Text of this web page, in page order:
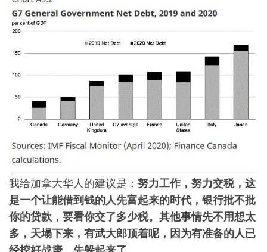
我给加拿大华人的建议是：努力工作，努力交税，这
是一个让能借到钱的人先富起来的时代，银行批不批
你的贷款，要看你交了多少税。其他事情先不用想太
多，天塌下来，有武大郎顶着呢，因为有准备的人已